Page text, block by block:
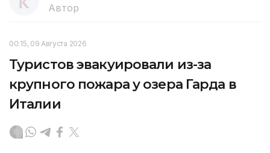
Автор
00:15, 09 Августа 2026
Туристов эвакуировали из-за
крупного пожара у озера Гарда в
Италии